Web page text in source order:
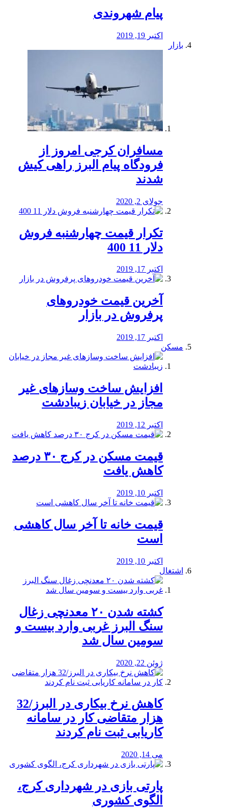
پیام شهروندی
اکتبر 19, 2019
بازار
مسافران کرجی امروز از
فرودگاه پیام البرز راهی کیش
شدند
جولای 2, 2020
تکرار قیمت چهارشنبه فروش
دلار 11 400
اکتبر 17, 2019
آخرین قیمت خودرو‌های
پرفروش در بازار
اکتبر 17, 2019
مسکن
افزایش ساخت وسازهای غیر
مجاز در خیابان زیبادشت
اکتبر 12, 2019
️قیمت مسکن در کرج ۳۰ درصد
کاهش یافت
اکتبر 10, 2019
قیمت خانه تا آخر سال کاهشی
است
اکتبر 10, 2019
اشتغال
کشته شدن ۲۰ معدنچی زغال
سنگ البرز غربی وارد بیست و
سومین سال شد
ژوئن 22, 2020
کاهش نرخ بیکاری در البرز/32
هزار متقاضی کار در سامانه
کاریابی ثبت نام کردند
می 14, 2020
پارتی بازی در شهرداری کرج،
الگوی کشوری